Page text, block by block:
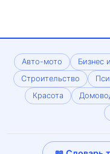
Авто-мото Бизнес
Строительство
Красота